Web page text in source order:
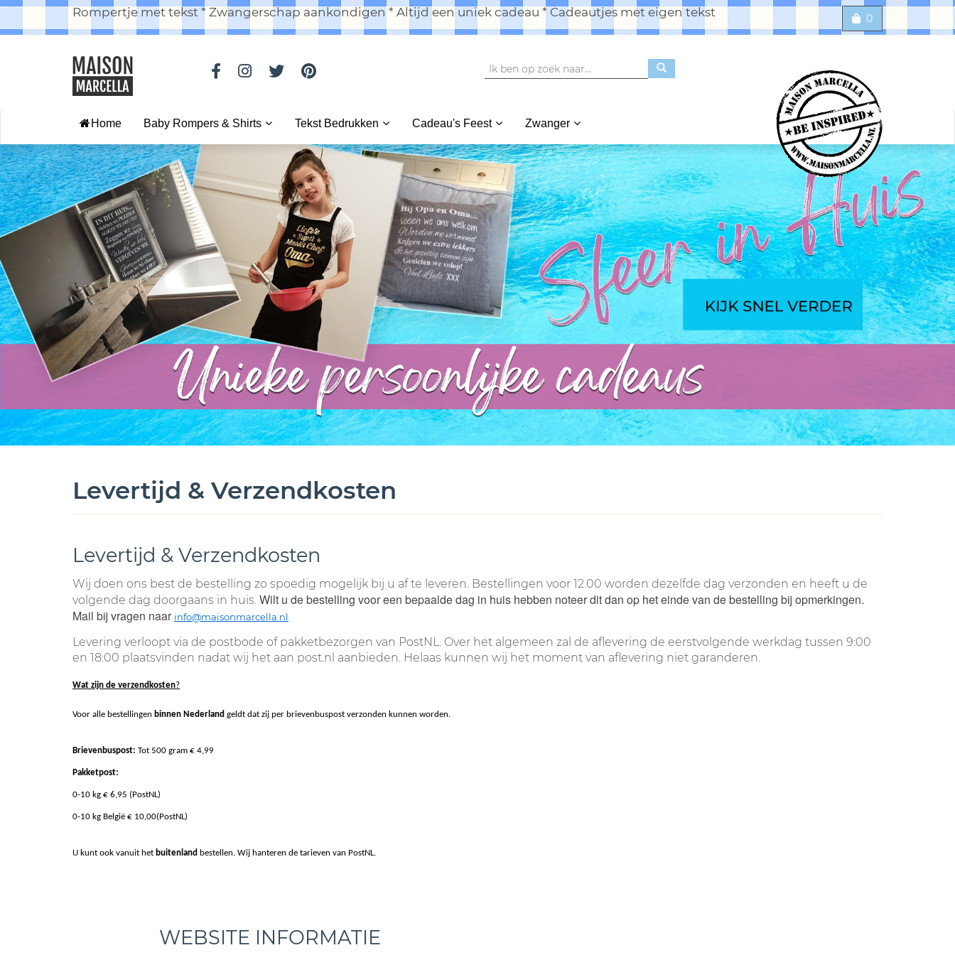
Rompertje met tekst * Zwangerschap aankondigen * Altijd een uniek cadeau * Cadeautjes met eigen tekst 0
Home Baby Rompers & Shirts Tekst Bedrukken Cadeau's Feest Zwanger
Levertijd & Verzendkosten
Levertijd & Verzendkosten
Wij doen ons best de bestelling zo spoedig mogelijk bij u af te leveren. Bestellingen voor 12.00 worden dezelfde dag verzonden en heeft u de
volgende dag doorgaans in huis. Wilt u de bestelling voor een bepaalde dag in huis hebben noteer dit dan op het einde van de bestelling bij opmerkingen.
Mail bij vragen naar info@maisonmarcella.nl
Levering verloopt via de postbode of pakketbezorgen van PostNL. Over het algemeen zal de aflevering de eerstvolgende werkdag tussen 9:00
en 18:00 plaatsvinden nadat wij het aan post.nl aanbieden. Helaas kunnen wij het moment van aflevering niet garanderen.
Wat zijn de verzendkosten?
Voor alle bestellingen binnen Nederland geldt dat zij per brievenbuspost verzonden kunnen worden.
Brievenbuspost: Tot 500 gram € 4,99
Pakketpost:
0-10 kg € 6,95 (PostNL)
0-10 kg België € 10,00(PostNL)
U kunt ook vanuit het buitenland bestellen. Wij hanteren de tarieven van PostNL.
WEBSITE INFORMATIE